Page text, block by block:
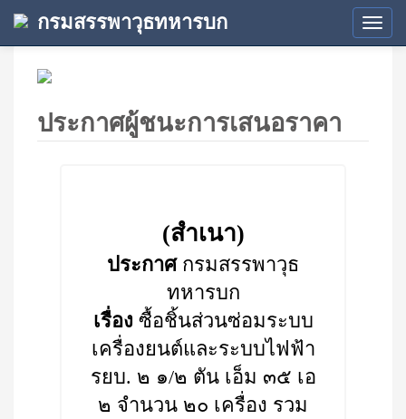
กรมสรรพาวุธทหารบก
ประกาศผู้ชนะการเสนอราคา
(สำเนา)
ประกาศกรมสรรพาวุธ
ทหารบก
เรื่อง ซื้อชิ้นส่วนซ่อมระบบ
เครื่องยนต์และระบบไฟฟ้า
รยบ. ๒ ๑/๒ ตัน เอ็ม ๓๕ เอ
๒ จำนวน ๒๐ เครื่อง รวม